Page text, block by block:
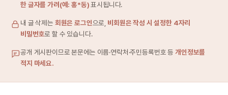
한 글자를 가려(예: 홍*동) 표시됩니다.
내 글 삭제는 회원은 로그인으로, 비회원은 작성 시 설정한 4자리
비밀번호로 할 수 있습니다.
공개 게시판이므로 본문에는 이름·연락처·주민등록번호 등개인정보를
적지 마세요.